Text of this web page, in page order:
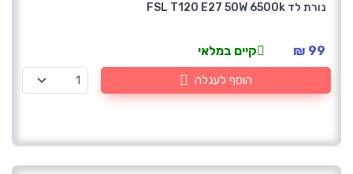
נורת לד FSL T120 E27 50W 6500k
99 ₪ קיים במלאי
הוסף לעגלה